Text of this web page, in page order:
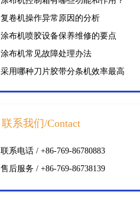
复卷机操作异常原因的分析
涂布机喷胶设备保养维修的要点
涂布机常见故障处理办法
采用哪种刀片胶带分条机效率最高
联系我们/Contact
联系电话 / +86-769-86780883
售后服务 / +86-769-86738139